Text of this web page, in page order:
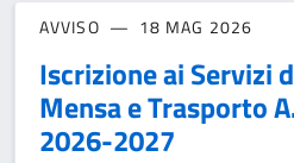
AVVISO 18 MAG 2026
Iscrizione ai Servizi
Mensa e Trasporto
2026-2027